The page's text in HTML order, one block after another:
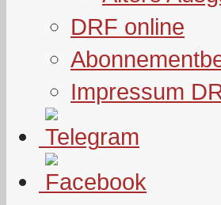
DRF online
Impressum